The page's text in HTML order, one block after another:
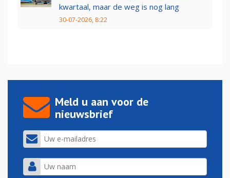
kwartaal, maar de weg is nog lang
30-07-2026, 8:22
Meld u aan voor de
nieuwsbrief